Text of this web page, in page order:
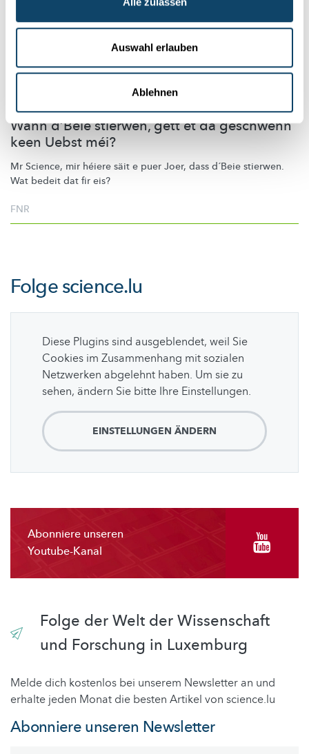
Auswahl erlauben
Ablehnen
NATURSCHUTZ
Wann d’Beie stierwen, gëtt et da geschwënn
keen Uebst méi?
Mr Science, mir héiere säit e puer Joer, dass d´Beie stierwen.
Wat bedeit dat fir eis?
FNR
Folgescience.lu
Diese Plugins sind ausgeblendet, weil Sie
Cookies im Zusammenhang mit sozialen
Netzwerken abgelehnt haben. Um sie zu
sehen, ändern Sie bitte Ihre Einstellungen.
EINSTELLUNGEN ÄNDERN
Abonniere unseren
Youtube-Kanal
Folge der Welt der Wissenschaft
und Forschung in Luxemburg
Melde dich kostenlos bei unserem Newsletter an und
erhalte jeden Monat die besten Artikel von science.lu
Abonniere unseren Newsletter